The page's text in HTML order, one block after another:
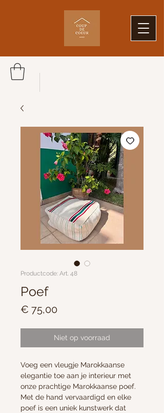
Productcode: Art. 48
Poef
€ 75,00Prijs
Niet op voorraad
Voeg een vleugje Marokkaanse
elegantie toe aan je interieur met
onze prachtige Marokkaanse poef.
Met de hand vervaardigd en elke
poef is een uniek kunstwerk dat